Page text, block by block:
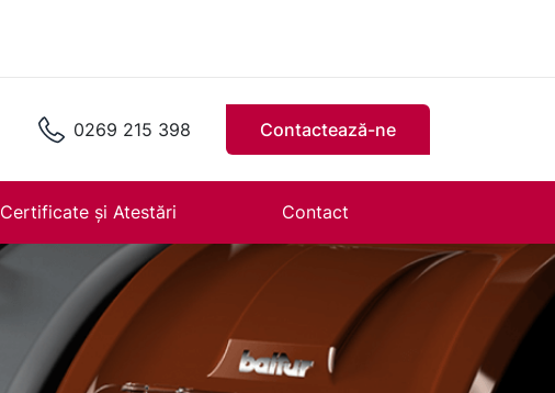
0269 215 398 Contactează-ne
Certificate și Atestări Contact